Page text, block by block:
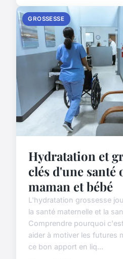
GROSSESSE
Hydratation et
clés d'une
maman et bébé
L'hydratation grossesse
la santé maternelle et la
Comprendre pourquoi
aider à motiver les futures
ce bon apport en liq...